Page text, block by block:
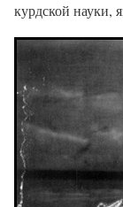
курдской науки,